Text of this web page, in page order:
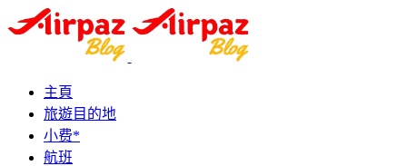
主頁
旅遊目的地
小费*
航班